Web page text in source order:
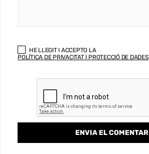
HE LLEGIT I ACCEPTO LA
POLÍTICA DE PRIVACITAT I PROTECCIÓ DE DADES